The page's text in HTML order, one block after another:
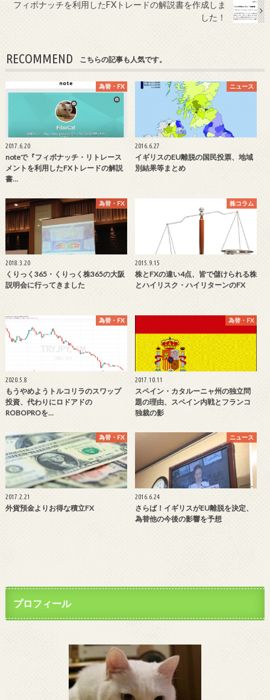
フィボナッチを利用したFXトレードの解説書を作成しま
した！
RECOMMEND こちらの記事も人気です。
為替・FX
2017.6.20
noteで『フィボナッチ・リトレース
メントを利用したFXトレードの解説
書…
ニュース
2016.6.27
イギリスのEU離脱の国民投票、地域
別結果等まとめ
為替・FX
2018.3.20
くりっく365・くりっく株365の大阪
説明会に行ってきました
株コラム
2015.9.15
株とFXの違い4点、皆で儲けられる株
とハイリスク・ハイリターンのFX
為替・FX
2020.5.8
もうやめようトルコリラのスワップ
投資、代わりにロドアドの
ROBOPROを…
為替・FX
2017.10.11
スペイン・カタルーニャ州の独立問
題の理由、スペイン内戦とフランコ
独裁の影
為替・FX
2017.2.21
外貨預金よりお得な積立FX
ニュース
2016.6.24
さらば！イギリスがEU離脱を決定、
為替他の今後の影響を予想
プロフィール